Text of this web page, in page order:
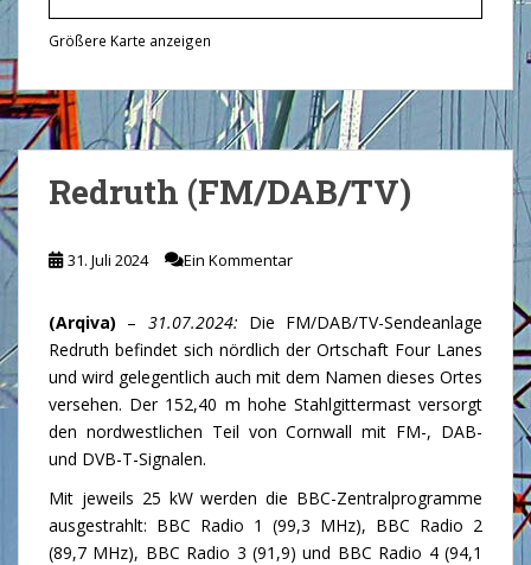
Größere Karte anzeigen
Redruth (FM/DAB/TV)
31. Juli 2024 Ein Kommentar
(Arqiva) – 31.07.2024: Die FM/DAB/TV-Sendeanlage
Redruth befindet sich nördlich der Ortschaft Four Lanes
und wird gelegentlich auch mit dem Namen dieses Ortes
versehen. Der 152,40 m hohe Stahlgittermast versorgt
den nordwestlichen Teil von Cornwall mit FM-, DAB-
und DVB-T-Signalen.
Mit jeweils 25 kW werden die BBC-Zentralprogramme
ausgestrahlt: BBC Radio 1 (99,3 MHz), BBC Radio 2
(89,7 MHz), BBC Radio 3 (91,9) und BBC Radio 4 (94,1